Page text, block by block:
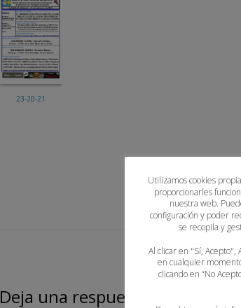
23-20-21
Deja una respuesta
Utilizamos cookies
proporcionarles
nuestra web.
configuración y poder
se recopila y
Al clicar en "Sí, Acepto",
en cualquier
clicando en “No